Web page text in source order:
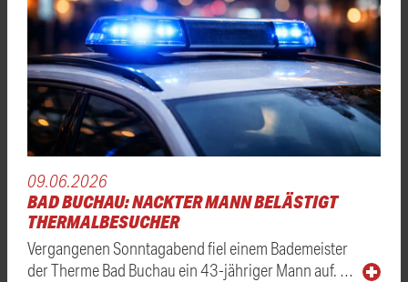
09.06.2026
BAD BUCHAU: NACKTER MANN BELÄSTIGT
THERMALBESUCHER
Vergangenen Sonntagabend fiel einem Bademeister
der Therme Bad Buchau ein 43-jähriger Mann auf. …